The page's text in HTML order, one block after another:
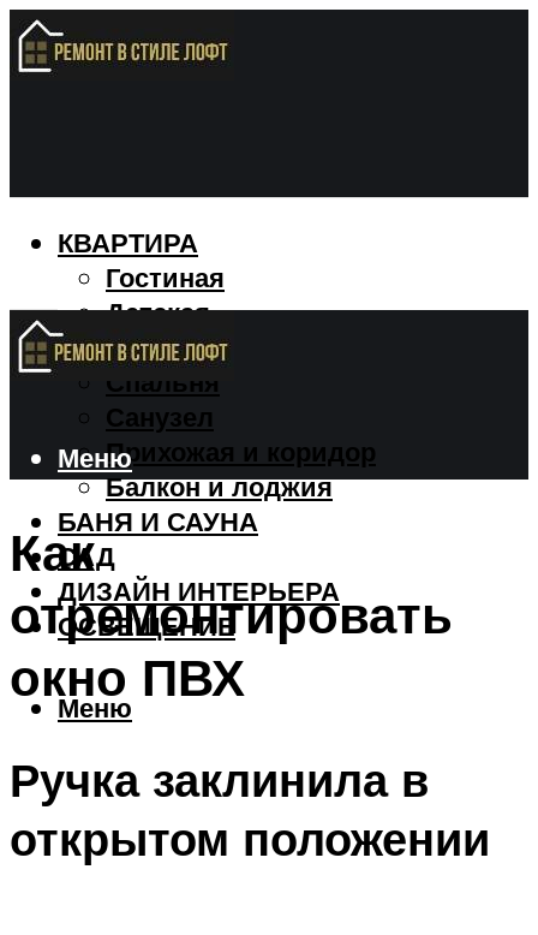
КВАРТИРА
Гостиная
Детская
Кухня
Спальня
Санузел
Прихожая и коридор
Балкон и лоджия
БАНЯ И САУНА
САД
ДИЗАЙН ИНТЕРЬЕРА
ОСВЕЩЕНИЕ
Меню
Меню
Как
отремонтировать
окно ПВХ
Ручка заклинила в
открытом положении